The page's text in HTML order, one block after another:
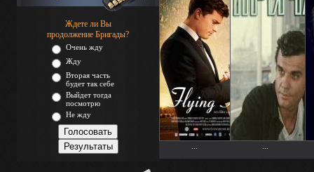
Ждете ли Вы
продолжение Бригады?
Очень жду
Жду
Вторая часть
будет так себе
Выйдет тогда
посмотрю
Не жду
... ...